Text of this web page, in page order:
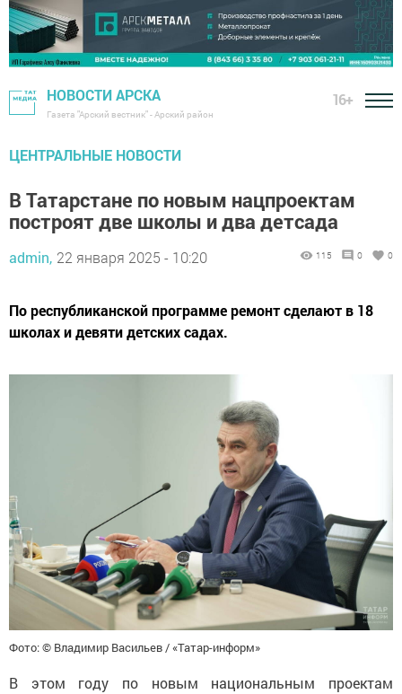
НОВОСТИ АРСКА
Газета "Арский вестник" - Арский район
16+
ЦЕНТРАЛЬНЫЕ НОВОСТИ
В Татарстане по новым нацпроектам
построят две школы и два детсада
admin, 22 января 2025 - 10:20 115 0 0
По республиканской программе ремонт сделают в 18
школах и девяти детских садах.
Фото: © Владимир Васильев / «Татар-информ»
В этом году по новым национальным проектам